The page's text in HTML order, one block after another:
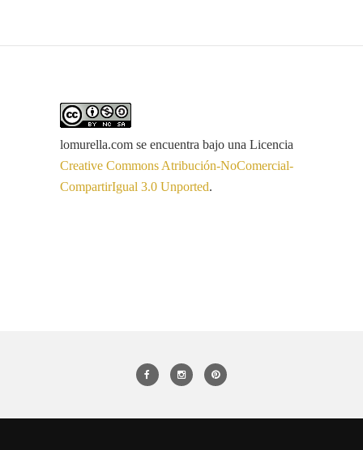
lomurella.com se encuentra bajo una Licencia
Creative Commons Atribución-NoComercial-
CompartirIgual 3.0 Unported.